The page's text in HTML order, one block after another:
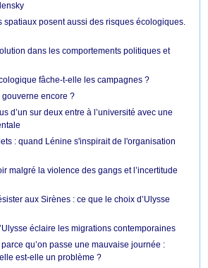
spatiaux posent aussi des risques écologiques.
dans les comportements politiques et
fâche-t-elle les campagnes ?
gouverne encore ?
d’un sur deux entre à l’université avec une
: quand Lénine s'inspirait de l'organisation
malgré la violence des gangs et l’incertitude
aux Sirènes : ce que le choix d’Ulysse
éclaire les migrations contemporaines
qu’on passe une mauvaise journée :
est-elle un problème ?